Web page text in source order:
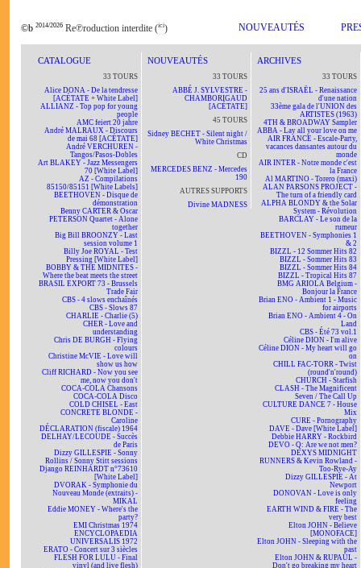
©b 2014/2026 Re℗roduction interdite (ici) NOUVEAUTÉS
CATALOGUE
33 TOURS
Alice DONA - De la tendresse
[ACÉTATE + White Label]
ALLIANZ - Top pop for young
people
AMC feiert 20 jahre
André MALRAUX - Discours
de mai 68 [ACÉTATE]
André VERCHUREN -
Tangos/Pasos-Dobles
Art BLAKEY - Jazz Messengers
70 [White Label]
AZ - Compilations
85150/85151 [White Labels]
BEETHOVEN - Disque de
démonstration
Benny CARTER & Oscar
PETERSON Quartet - Alone
together
Big Bill BROONZY - Last
session volume 1
Billy Joe ROYAL - Test
Pressing [White Label]
BOBBY & THE MIDNITES -
Where the beat meets the street
BRASIL EXPORT 73 - Brussels
Trade Fair
CBS - 4 slows enchaînés
CBS - Slows 87
CHARLIE - Charlie (5)
CHER - Love and
understanding
Chris DE BURGH - Flying
colours
Christine McVIE - Love will
show us how
Cliff RICHARD - Now you see
me, now you don't
COCA-COLA Chansons
COCA-COLA Disco
COLD CHISEL - East
CONCRETE BLONDE -
Caroline
DÉCLARATION (fiscale) 1964
DELHAY/LECOUDE - Succès
de Paris
Dizzy GILLESPIE - Sonny
Rollins / Sonny Stitt sessions
Django REINHARDT n°73610
[White Label]
DVORAK - Symphonie du
Nouveau Monde (extraits) -
MIKAL
Eddie MONEY - Where's the
party?
EMI Christmas 1974
ENCYCLOPAEDIA
UNIVERSALIS 1972
ERATO - Concert sur 3 siècles
FLESH FOR LULU - Final
vinyl (and live flesh)
NOUVEAUTÉS
33 TOURS
ABBÉ J. SYLVESTRE -
CHAMBORIGAUD
[ACÉTATE]
45 TOURS
Sidney BECHET - Silent night /
White Christmas
CD
MERCEDES BENZ - Mercedes
190
AUTRES SUPPORTS
Divine MADNESS
ARCHIVES
33 TOURS
25 ans d'ISRAËL - Renaissance
d'une nation
33ème gala de l'UNION des
ARTISTES (1963)
4TH & BROADWAY Sampler
ABBA - Lay all your love on me
AIR FRANCE - Escale-Party,
vacances dansantes autour du
monde
AIR INTER - Notre monde c'est
la France
Al MARTINO - Torero (maxi)
ALAN PARSONS PROJECT -
The turn of a friendly card
ALPHA BLONDY & the Solar
System - Révolution
BARCLAY - Le son de la
rumeur
BEETHOVEN - Symphonies 1
& 2
BIZZL - 12 Sommer Hits 82
BIZZL - Sommer Hits 83
BIZZL - Sommer Hits 84
BIZZL - Tropical Hits 87
BMG ARIOLA Belgium -
Bonjour la France
Brian ENO - Ambient 1 - Music
for airports
Brian ENO - Ambient 4 - On
Land
CBS - Été 73 vol.1
Céline DION - I'm alive
Céline DION - My heart will go
on
CHILL FAC-TORR - Twist
(round'n'round)
CHURCH - Starfish
CLASH - The Magnificent
Seven / The Call Up
CULTURE DANCE 7 - House
Mix
CURE - Pornography
DAVE - Dave [White Label]
Debbie HARRY - Rockbird
DEVO - Q: Are we not men?
DEXYS MIDNIGHT
RUNNERS & Kevin Rowland -
Too-Rye-Ay
Dizzy GILLESPIE - At
Newport
DONOVAN - Love is only
feeling
EARTH WIND & FIRE - The
very best
Elton JOHN - Believe
[MONOFACE]
Elton JOHN - Sleeping with the
past
Elton JOHN & RUPAUL -
Don't go breaking my heart